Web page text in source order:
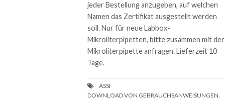
jeder Bestellung anzugeben, auf welchen
Namen das Zertifikat ausgestellt werden
soll. Nur für neue Labbox-
Mikroliterpipetten, bitte zusammen mit der
Mikroliterpipette anfragen. Lieferzeit 10
Tage.
DOWNLOAD VON GEBRAUCHSANWEISUNGEN,